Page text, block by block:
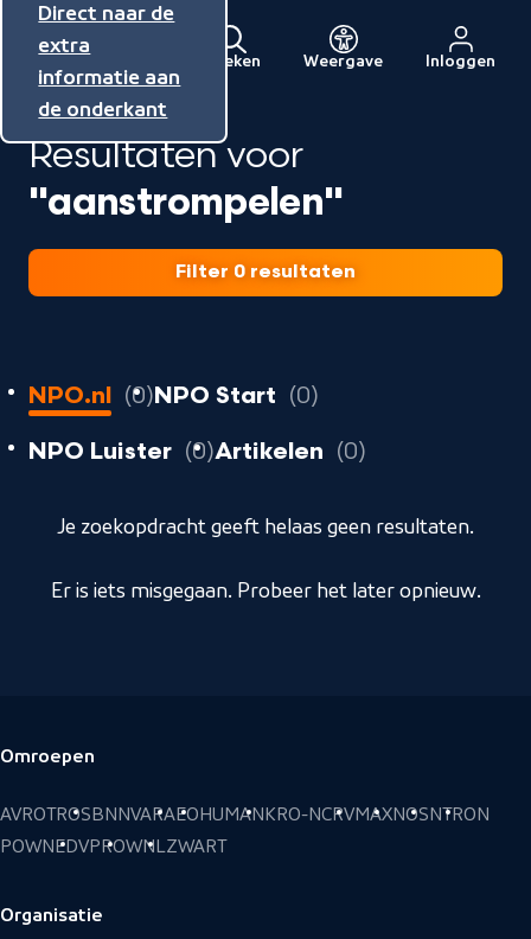
Direct naar de
inhoud
Direct naar de
hoofdnavigatie
Direct naar de
extra
informatie aan
de onderkant
Menu
Naar
de
beginpagina
van
NPO
Zoeken Weergave Inloggen
Resultaten voor
"aanstrompelen"
Filter 0 resultaten
0
resultaten
geladen
NPO.nl 0 resultaten
NPO Start 0
NPO Luister
0 resultaten
Artikelen 0
Je zoekopdracht geeft helaas geen resultaten.
Er is iets misgegaan. Probeer het later opnieuw.
Voettekst
Omroepen
AVROTROS BNNVARAEO HUMAN KRO-NCRVMAXNOS NTRON
POWNEDVPROWNLZWART
Organisatie